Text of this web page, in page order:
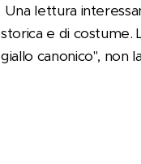
Una lettura
storica e di costume.
giallo canonico", non